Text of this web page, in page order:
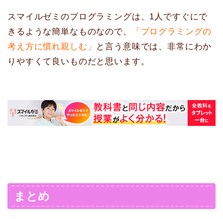
スマイルゼミのプログラミングは、1人ですぐにで
きるような簡単なものなので、
「プログラミングの
考え方に慣れ親しむ」
と言う意味では、非常にわか
りやすくて良いものだと思います。
まとめ